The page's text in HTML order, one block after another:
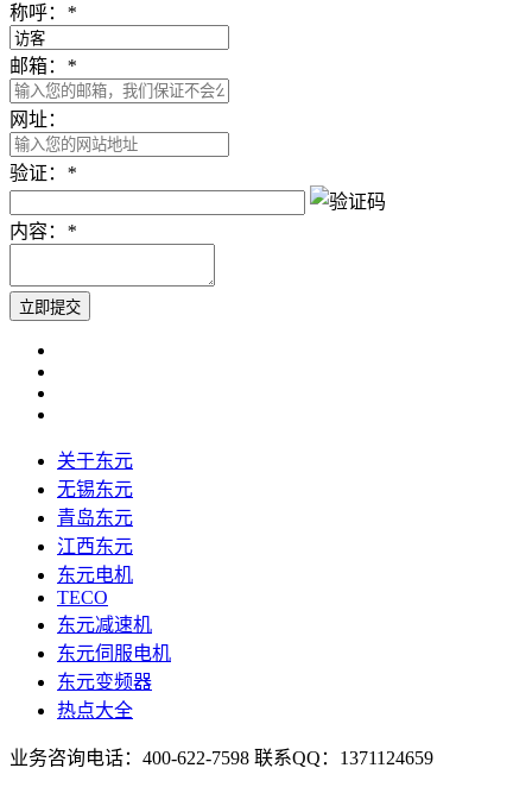
称呼： *
邮箱： *
网址：
验证： *
内容： *
关于东元
无锡东元
青岛东元
江西东元
东元电机
TECO
东元减速机
东元伺服电机
东元变频器
热点大全
业务咨询电话：400-622-7598 联系QQ：1371124659